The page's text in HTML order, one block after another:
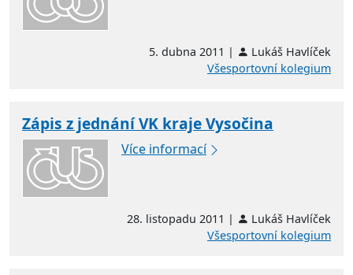
5. dubna 2011 |
Lukáš Havlíček
Všesportovní kolegium
Zápis z jednání VK kraje Vysočina
Více informací
28. listopadu 2011 |
Lukáš Havlíček
Všesportovní kolegium